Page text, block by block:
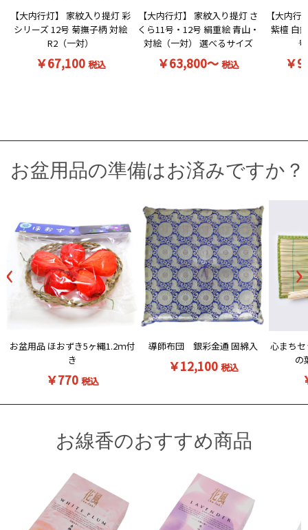
【大内行灯】 家紋入り提灯 彩
シリーズ 12号 菊撫子柄 対絵
R2（一対）
￥67,100 税込
【大内行灯】 家紋入り提灯 さ
くら11号・12号 絹重絵 青山・
対絵（一対） 選べるサイズ
￥63,800～税込
【大内
紫檀 白
￥
お盆用品の準備はお済みですか？
‹
お盆用品 ほおずき5ヶ縄1.2ｍ付
き
￥770 税込
導師布団 銀彩金通 固綿入
￥12,100 税込
心まち
の
›
お線香のおすすめ商品